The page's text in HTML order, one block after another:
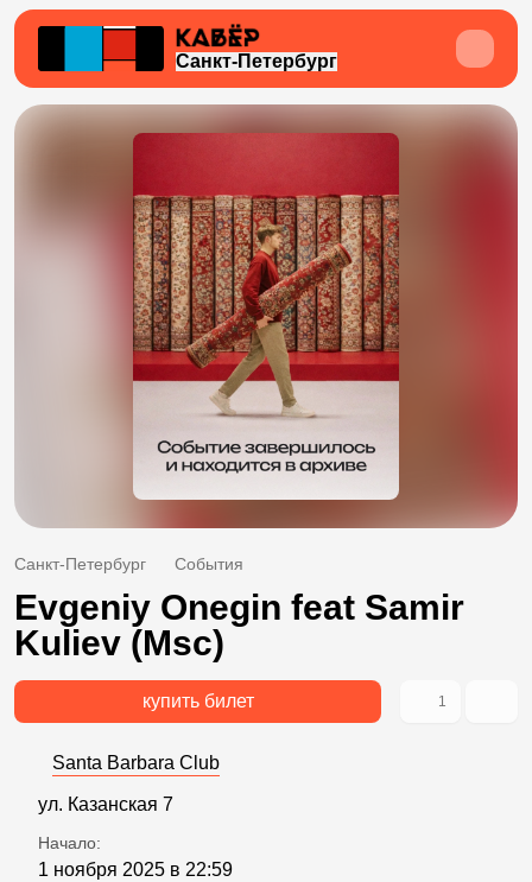
Санкт-Петербург
Санкт-Петербург События
Evgeniy Onegin feat Samir
Kuliev (Msc)
купить билет 1
Santa Barbara Club
ул. Казанская 7
Начало:
1 ноября 2025 в 22:59